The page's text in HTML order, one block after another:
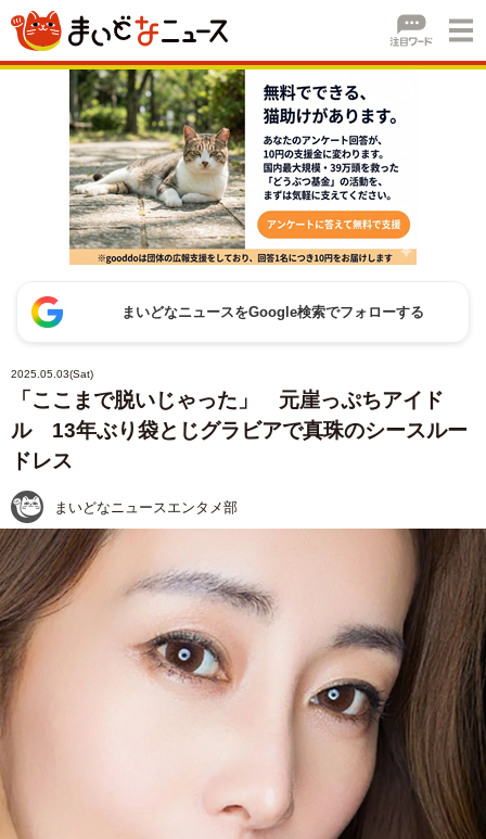
まいどなニュースをGoogle検索でフォローする
2025.05.03(Sat)
「ここまで脱いじゃった」 元崖っぷちアイド
ル 13年ぶり袋とじグラビアで真珠のシースルー
ドレス
まいどなニュースエンタメ部